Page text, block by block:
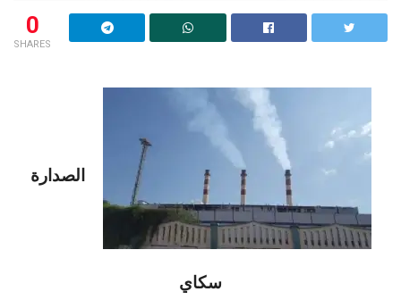
0
SHARES
الصدارة
سكاي